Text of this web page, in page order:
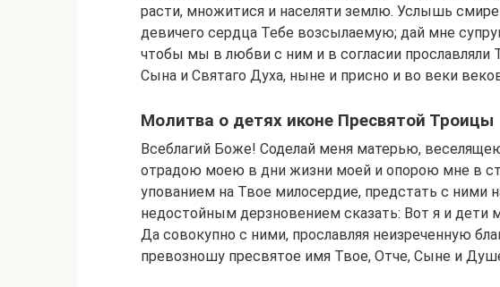
расти, множитися и населяти землю. Услышь
девичего сердца Тебе возсылаемую; дай мне
чтобы мы в любви с ним и в согласии прославляли
Сына и Святаго Духа, ныне и присно и во веки
Молитва о детях иконе Пресвятой Троицы
Всеблагий Боже! Соделай меня матерью,
отрадою моею в дни жизни моей и опорою мне в
упованием на Твое милосердие, предстать с ними
недостойным дерзновением сказать: Вот я и дети
Да совокупно с ними, прославляя неизреченную
превозношу пресвятое имя Твое, Отче, Сыне и